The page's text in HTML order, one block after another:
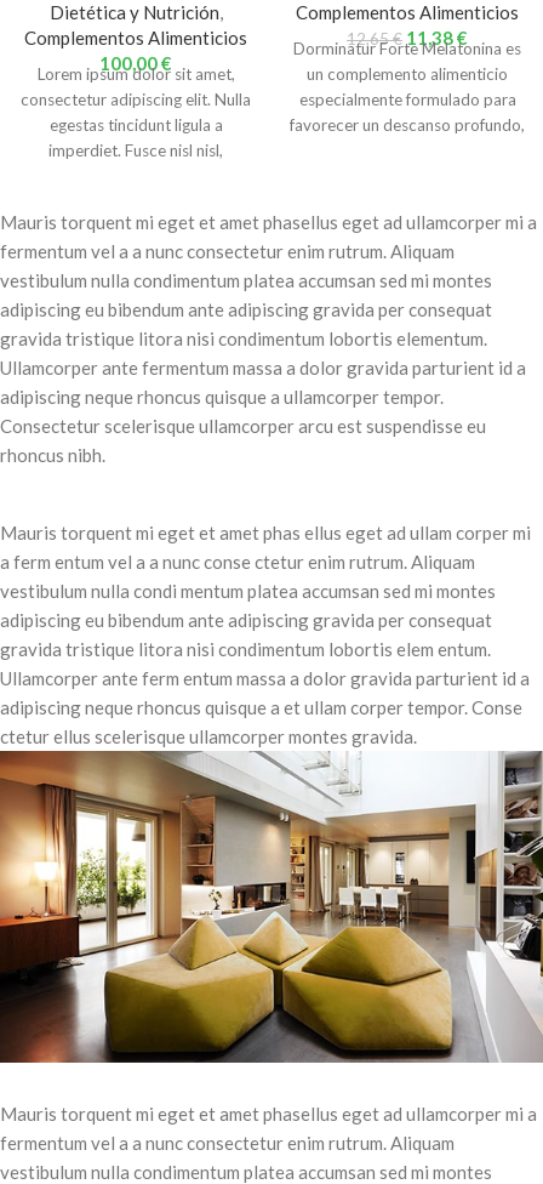
Dietética y Nutrición,
Complementos Alimenticios
100,00€
Lorem ipsum dolor sit amet,
consectetur adipiscing elit. Nulla
egestas tincidunt ligula a
imperdiet. Fusce nisl nisl,
ipsum ut lectus accumsan auctor
vitae non est. Nam sed nisl odio.
Etiam viverra lectus quis neque
imperdiet, varius iaculis enim
porttitor. Integer in diam
rhoncus, tincidunt tellus quis,
posuere diam. Aliquam erat
volutpat. Proin in placerat dui.
Nunc lobortis ante ut urna
tempus, vitae lacinia lacus
quis tortor vel urna tristique
vestibulum. Donec id quam
ornare, viverra turpis in, semper
ex. Aenean fringilla lacus ut
egestas venenatis. Mauris quis
bibendum dui. Donec velit dolor,
congue ut turpis ac, consequat
commodo mauris. Pellentesque
ut faucibus odio.
Complementos Alimenticios
12,65€ 11,38€
Dorminatur Forte Melatonina es
un complemento alimenticio
especialmente formulado para
favorecer un descanso profundo,
Mauris torquent mi eget et amet phasellus eget ad ullamcorper mi a
fermentum vel a a nunc consectetur enim rutrum. Aliquam
vestibulum nulla condimentum platea accumsan sed mi montes
adipiscing eu bibendum ante adipiscing gravida per consequat
gravida tristique litora nisi condimentum lobortis elementum.
Ullamcorper ante fermentum massa a dolor gravida parturient id a
adipiscing neque rhoncus quisque a ullamcorper tempor.
Consectetur scelerisque ullamcorper arcu est suspendisse eu
rhoncus nibh.
Mauris torquent mi eget et amet phas ellus eget ad ullam corper mi
a ferm entum vel a a nunc conse ctetur enim rutrum. Aliquam
vestibulum nulla condi mentum platea accumsan sed mi montes
adipiscing eu bibendum ante adipiscing gravida per consequat
gravida tristique litora nisi condimentum lobortis elem entum.
Ullamcorper ante ferm entum massa a dolor gravida parturient id a
adipiscing neque rhoncus quisque a et ullam corper tempor. Conse
ctetur ellus scelerisque ullamcorper montes gravida.
Mauris torquent mi eget et amet phasellus eget ad ullamcorper mi a
fermentum vel a a nunc consectetur enim rutrum. Aliquam
vestibulum nulla condimentum platea accumsan sed mi montes